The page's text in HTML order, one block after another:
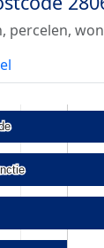
percelen,